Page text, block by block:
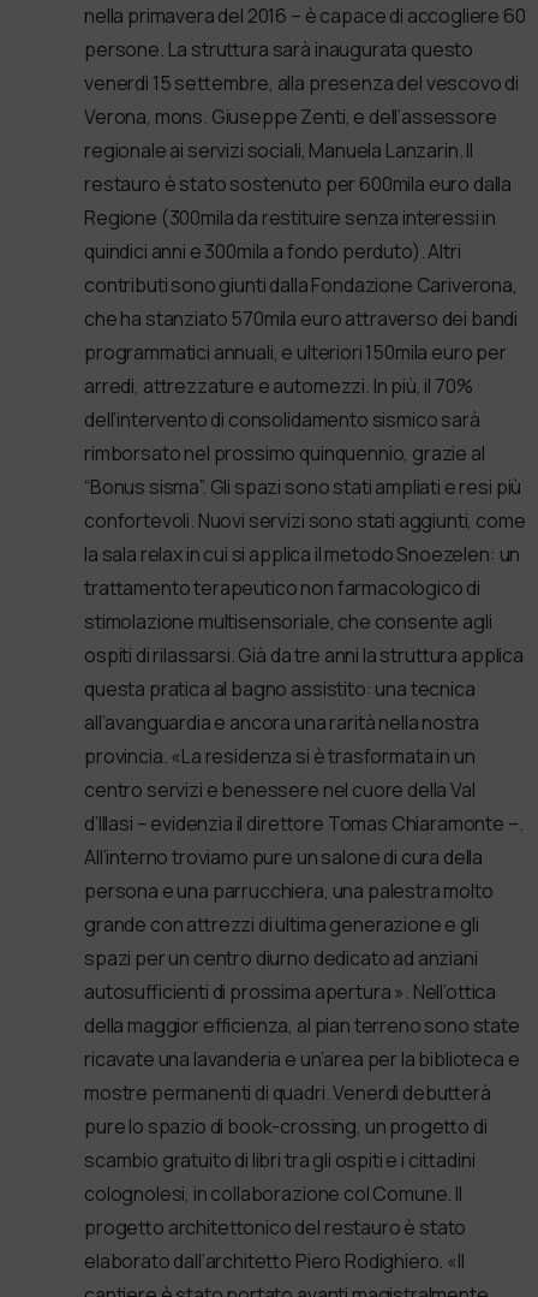
nella primavera del 2016 – è capace di accogliere 60
persone. La struttura sarà inaugurata questo
venerdì 15 settembre, alla presenza del vescovo di
Verona, mons. Giuseppe Zenti, e dell’assessore
regionale ai servizi sociali, Manuela Lanzarin. Il
restauro è stato sostenuto per 600mila euro dalla
Regione (300mila da restituire senza interessi in
quindici anni e 300mila a fondo perduto). Altri
contributi sono giunti dalla Fondazione Cariverona,
che ha stanziato 570mila euro attraverso dei bandi
programmatici annuali, e ulteriori 150mila euro per
arredi, attrezzature e automezzi. In più, il 70%
dell’intervento di consolidamento sismico sarà
rimborsato nel prossimo quinquennio, grazie al
“Bonus sisma”. Gli spazi sono stati ampliati e resi più
confortevoli. Nuovi servizi sono stati aggiunti, come
la sala relax in cui si applica il metodo Snoezelen: un
trattamento terapeutico non farmacologico di
stimolazione multisensoriale, che consente agli
ospiti di rilassarsi. Già da tre anni la struttura applica
questa pratica al bagno assistito: una tecnica
all’avanguardia e ancora una rarità nella nostra
provincia. «La residenza si è trasformata in un
centro servizi e benessere nel cuore della Val
d’Illasi – evidenzia il direttore Tomas Chiaramonte –.
All’interno troviamo pure un salone di cura della
persona e una parrucchiera, una palestra molto
grande con attrezzi di ultima generazione e gli
spazi per un centro diurno dedicato ad anziani
autosufficienti di prossima apertura ». Nell’ottica
della maggior efficienza, al pian terreno sono state
ricavate una lavanderia e un’area per la biblioteca e
mostre permanenti di quadri. Venerdì debutterà
pure lo spazio di book-crossing, un progetto di
scambio gratuito di libri tra gli ospiti e i cittadini
colognolesi, in collaborazione col Comune. Il
progetto architettonico del restauro è stato
elaborato dall’architetto Piero Rodighiero. «Il